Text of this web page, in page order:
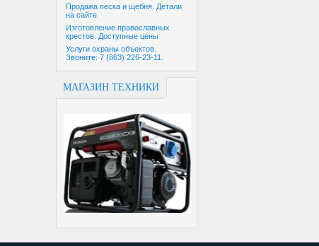
Продажа песка и щебня. Детали
на сайте
Изготовление православных
крестов. Доступные цены
Услуги охраны объектов.
Звоните: 7 (863) 226-23-11.
МАГАЗИН ТЕХНИКИ